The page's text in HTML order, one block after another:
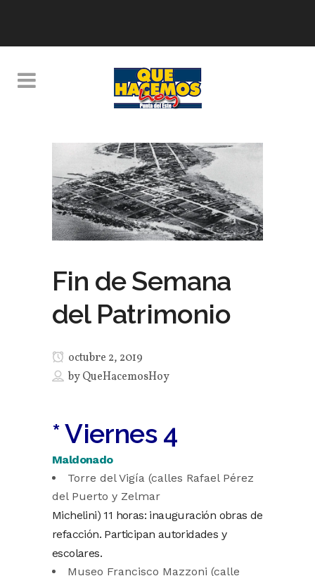
Fin de Semana
del Patrimonio
octubre 2, 2019
byQueHacemosHoy
* Viernes 4
Maldonado
Torre del Vigía (calles Rafael Pérez
del Puerto y Zelmar
Michelini) 11 horas: inauguración obras de
refacción. Participan autoridades y
escolares.
Museo Francisco Mazzoni (calle